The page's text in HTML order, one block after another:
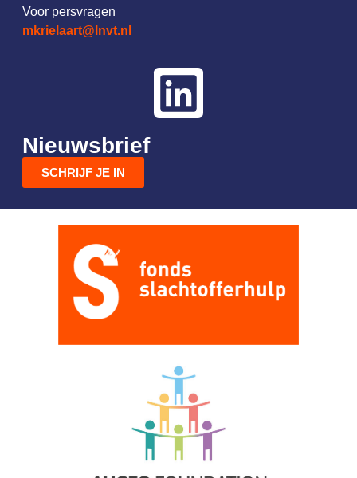
Voor persvragen
mkrielaart@lnvt.nl
Nieuwsbrief
SCHRIJF JE IN